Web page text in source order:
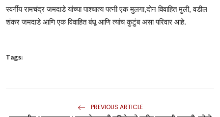
स्वर्गीय रामचंद्र जमदाडे यांच्या पाश्चात्य पत्नी एक मुलगा,दोन विवाहित मुली, वडील
शंकर जमदाडे आणि एक विवाहित बंधू आणि त्यांच कुटुंब असा परिवार आहे.
Tags:
PREVIOUS ARTICLE